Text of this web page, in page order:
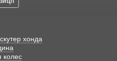
хонда
колес